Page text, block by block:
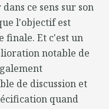
ce sens sur son
l'objectif est
finale. Et c'est un
notable de
de discussion et
quand